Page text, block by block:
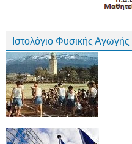
Ιστολόγιο Φυσικής Αγωγής